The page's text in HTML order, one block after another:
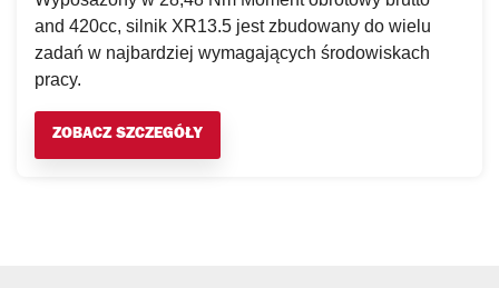
and 420cc, silnik XR13.5 jest zbudowany do wielu
zadań w najbardziej wymagających środowiskach
pracy.
ZOBACZ SZCZEGÓŁY